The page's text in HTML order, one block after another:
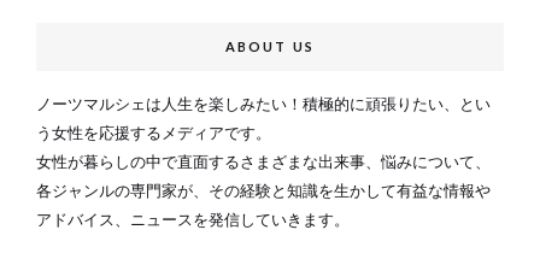
ABOUT US
ノーツマルシェは人生を楽しみたい！積極的に頑張りたい、とい
う女性を応援するメディアです。
女性が暮らしの中で直面するさまざまな出来事、悩みについて、
各ジャンルの専門家が、その経験と知識を生かして有益な情報や
アドバイス、ニュースを発信していきます。